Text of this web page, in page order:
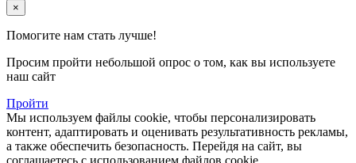
×
Помогите нам стать лучше!
Просим пройти небольшой опрос о том, как вы используете
наш сайт
Пройти
Мы используем файлы cookie, чтобы персонализировать
контент, адаптировать и оценивать результативность рекламы,
а также обеспечить безопасность. Перейдя на сайт, вы